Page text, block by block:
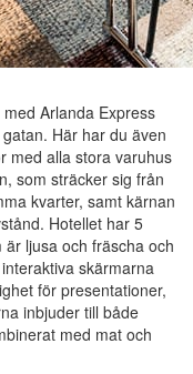
Arlanda Express
Här har du även
med alla stora varuhus
som sträcker sig från
kvarter, samt kärnan
Hotellet har 5
ljusa och fräscha och
skärmarna
för presentationer,
inbjuder till både
med mat och